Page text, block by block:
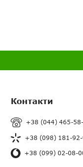
Контакти
+38 (044) 465-
+38 (098) 181-
+38 (099) 02-08-